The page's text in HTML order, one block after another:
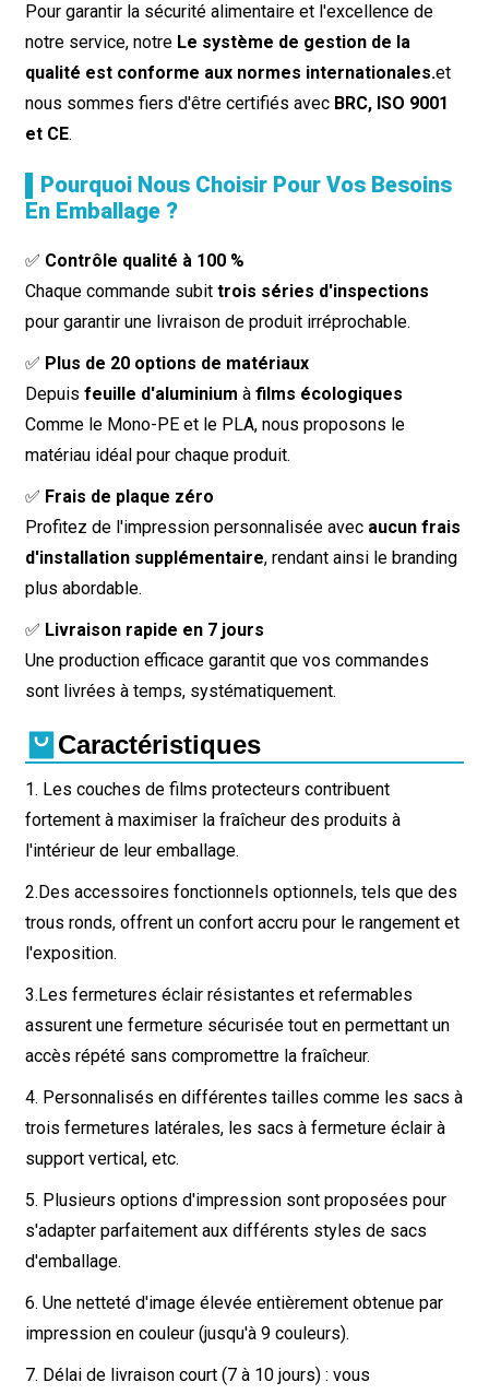
Pour garantir la sécurité alimentaire et l'excellence de
notre service, notre Le système de gestion de la
qualité est conforme aux normes internationales.et
nous sommes fiers d'être certifiés avec BRC, ISO 9001
et CE.
▌Pourquoi Nous Choisir Pour Vos Besoins
En Emballage ?
✅ Contrôle qualité à 100 %
Chaque commande subit trois séries d'inspections
pour garantir une livraison de produit irréprochable.
✅ Plus de 20 options de matériaux
Depuis feuille d'aluminium à films écologiques
Comme le Mono-PE et le PLA, nous proposons le
matériau idéal pour chaque produit.
✅ Frais de plaque zéro
Profitez de l'impression personnalisée avec aucun frais
d'installation supplémentaire, rendant ainsi le branding
plus abordable.
✅ Livraison rapide en 7 jours
Une production efficace garantit que vos commandes
sont livrées à temps, systématiquement.
Caractéristiques
1. Les couches de films protecteurs contribuent
fortement à maximiser la fraîcheur des produits à
l'intérieur de leur emballage.
2. Des accessoires fonctionnels optionnels, tels que des
trous ronds, offrent un confort accru pour le rangement et
l'exposition.
3. Les fermetures éclair résistantes et refermables
assurent une fermeture sécurisée tout en permettant un
accès répété sans compromettre la fraîcheur.
4. Personnalisés en différentes tailles comme les sacs à
trois fermetures latérales, les sacs à fermeture éclair à
support vertical, etc.
5. Plusieurs options d'impression sont proposées pour
s'adapter parfaitement aux différents styles de sacs
d'emballage.
6. Une netteté d'image élevée entièrement obtenue par
impression en couleur (jusqu'à 9 couleurs).
7. Délai de livraison court (7 à 10 jours) : vous